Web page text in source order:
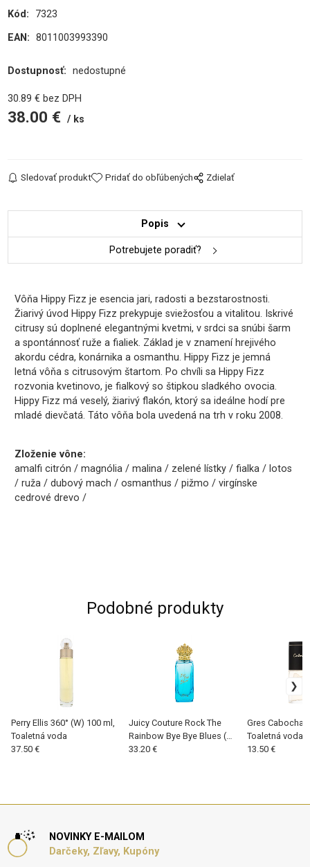
Kód:
7323
EAN: 8011003993390
Dostupnosť: nedostupné
30.89 € bez DPH
38.00 € ks
Sledovať produkt Pridať do obľúbených Zdielať
Popis
Potrebujete poradiť?
Vôňa Hippy Fizz je esencia jari, radosti a bezstarostnosti.
Žiarivý úvod Hippy Fizz prekypuje sviežosťou a vitalitou. Iskrivé
citrusy sú doplnené elegantnými kvetmi, v srdci sa snúbi šarm
a spontánnosť ruže a fialiek. Základ je v znamení hrejivého
akordu cédra, konárnika a osmanthu. Hippy Fizz je jemná
letná vôňa s citrusovým štartom. Po chvíli sa Hippy Fizz
rozvonia kvetinovo, je fialkový so štipkou sladkého ovocia.
Hippy Fizz má veselý, žiarivý flakón, ktorý sa ideálne hodí pre
mladé dievčatá. Táto vôňa bola uvedená na trh v roku 2008.
Zloženie vône:
amalfi citrón / magnólia / malina / zelené lístky / fialka / lotos
/ ruža / dubový mach / osmanthus / pižmo / virgínske
cedrové drevo /
Podobné produkty
Perry Ellis 360° (W) 100 ml,
Toaletná voda
37.50 €
Juicy Couture Rock The
Rainbow Bye Bye Blues (W)
75 ml, Toaletná voda
33.20 €
Gres
Toaletná voda
13.50 €
NOVINKY E-MAILOM
Darčeky, Zľavy, Kupóny